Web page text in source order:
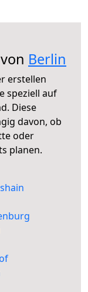
Berlin
erstellen
speziell auf
Diese
davon, ob
oder
planen.